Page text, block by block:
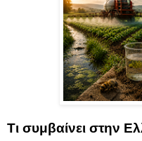
Τι συμβαίνει στην